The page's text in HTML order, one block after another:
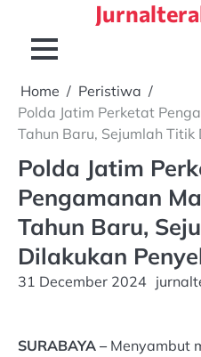
content
Home
Peristiwa
Polda Jatim Perketat
Tahun Baru, Sejumlah
Polda Jatim
Pengamanan
Tahun Baru,
Dilakukan
31 December 2024
SURABAYA –Menyambut